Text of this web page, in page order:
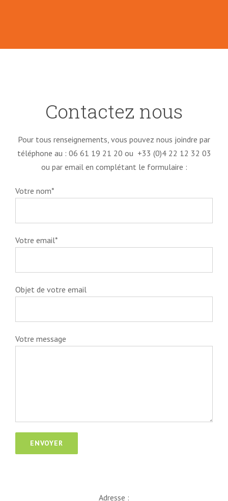
Contactez nous
Pour tous renseignements, vous pouvez nous joindre par
téléphone au : 06 61 19 21 20 ou +33 (0)4 22 12 32 03
ou par email en complétant le formulaire :
Votre nom*
Votre email*
Objet de votre email
Votre message
Adresse :